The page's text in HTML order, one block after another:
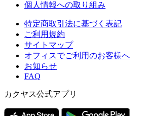
個人情報への取り組み
特定商取引法に基づく表記
ご利用規約
サイトマップ
オフィスでご利用のお客様へ
お知らせ
FAQ
カクヤス公式アプリ